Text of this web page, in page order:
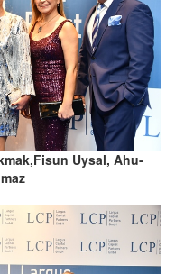
Uysal, Ahu-